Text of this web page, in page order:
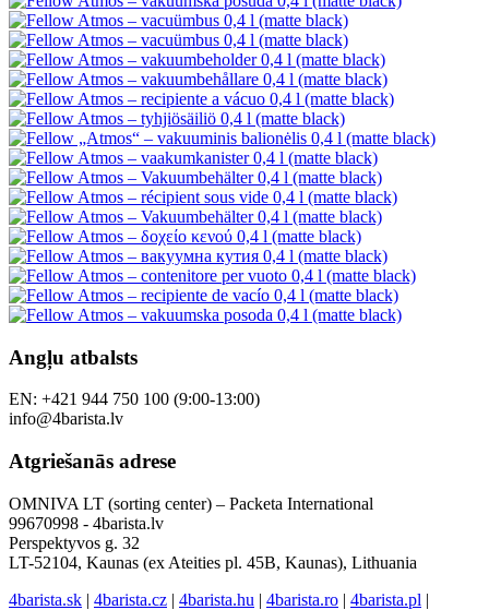
Angļu atbalsts
EN: +421 944 750 100 (9:00-13:00)
info@4barista.lv
Atgriešanās adrese
OMNIVA LT (sorting center) – Packeta International
99670998 - 4barista.lv
Perspektyvos g. 32
LT-52104, Kaunas (ex Ateities pl. 45B, Kaunas), Lithuania
4barista.sk | 4barista.cz | 4barista.hu | 4barista.ro | 4barista.pl |